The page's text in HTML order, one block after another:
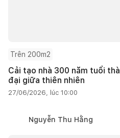
Trên 200m2
Cải tạo nhà 300 năm tuổi
đại giữa thiên nhiên
27/06/2026, lúc 10:00
Nguyễn Thu Hằng